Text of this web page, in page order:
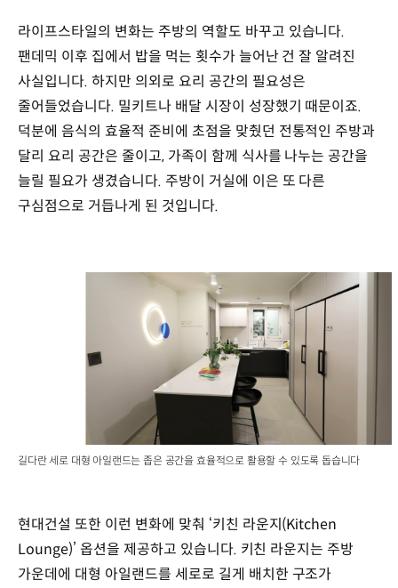
라이프스타일의 변화는 주방의 역할도 바꾸고 있습니다.
팬데믹 이후 집에서 밥을 먹는 횟수가 늘어난 건 잘 알려진
사실입니다. 하지만 의외로 요리 공간의 필요성은
줄어들었습니다. 밀키트나 배달 시장이 성장했기 때문이죠.
덕분에 음식의 효율적 준비에 초점을 맞췄던 전통적인 주방과
달리 요리 공간은 줄이고, 가족이 함께 식사를 나누는 공간을
늘릴 필요가 생겼습니다. 주방이 거실에 이은 또 다른
구심점으로 거듭나게 된 것입니다.
길다란 세로 대형 아일랜드는 좁은 공간을 효율적으로 활용할 수 있도록 돕습니다
현대건설 또한 이런 변화에 맞춰 ‘키친 라운지(Kitchen
Lounge)’ 옵션을 제공하고 있습니다. 키친 라운지는 주방
가운데에 대형 아일랜드를 세로로 길게 배치한 구조가